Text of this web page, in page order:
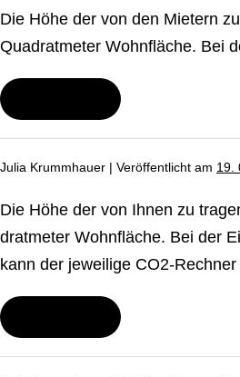
wär­
me­
ver­
gern
an­
la­
gen
20
Die Höhe der von den Mietern
Qua­drat­me­ter Wohnfläche. Bei
Wonach
richtet
sich
Höhe
CO₂-
Kosten,
die
als
tragen
Julia Krummhauer | Ver­öf­fent­licht am 19.
Die Höhe der von Ihnen zu
drat­me­ter Wohnfläche. Bei der
kann der jeweilige CO2-
Wonach
richtet
sich